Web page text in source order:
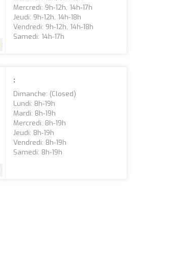
Mercredi: 9h-12h, 14h-17h
Jeudi: 9h-12h, 14h-18h
Vendredi: 9h-12h, 14h-18h
Samedi: 14h-17h
:
Dimanche: (closed)
Lundi: 8h-19h
Mardi: 8h-19h
Mercredi: 8h-19h
Jeudi: 8h-19h
Vendredi: 8h-19h
Samedi: 8h-19h